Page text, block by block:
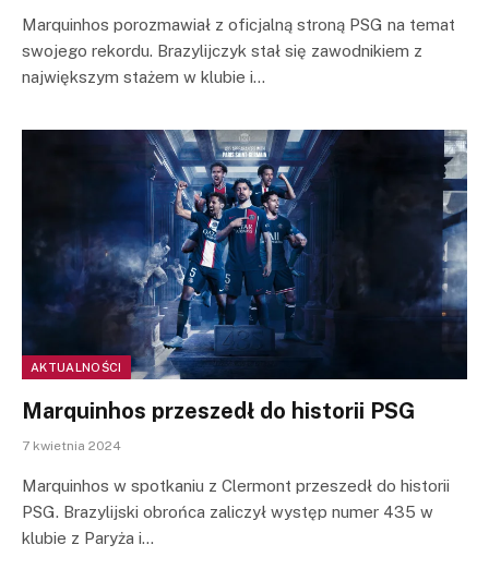
Marquinhos porozmawiał z oficjalną stroną PSG na temat
swojego rekordu. Brazylijczyk stał się zawodnikiem z
największym stażem w klubie i…
AKTUALNOŚCI
Marquinhos przeszedł do historii PSG
7 kwietnia 2024
Marquinhos w spotkaniu z Clermont przeszedł do historii
PSG. Brazylijski obrońca zaliczył występ numer 435 w
klubie z Paryża i…